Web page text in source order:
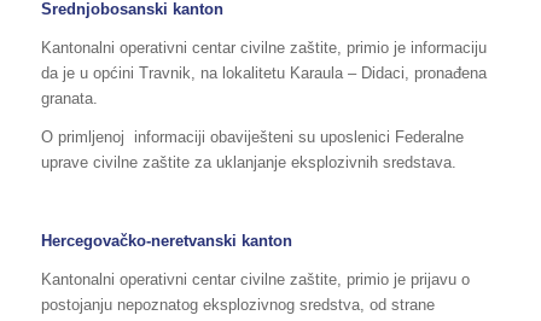
Srednjobosanski kanton
Kantonalni operativni centar civilne zaštite, primio je informaciju
da je u općini Travnik, na lokalitetu Karaula – Didaci, pronađena
granata.
O primljenoj informaciji obaviješteni su uposlenici Federalne
uprave civilne zaštite za uklanjanje eksplozivnih sredstava.
Hercegovačko-neretvanski kanton
Kantonalni operativni centar civilne zaštite, primio je prijavu o
postojanju nepoznatog eksplozivnog sredstva, od strane